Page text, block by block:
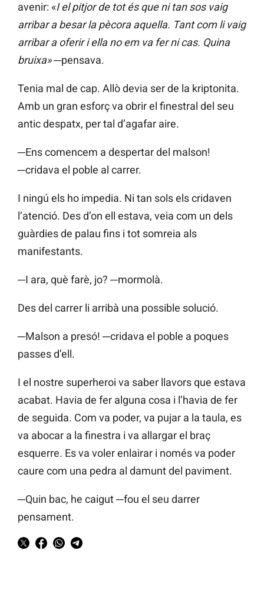
avenir: «I el pitjor de tot és que ni tan sos vaig
arribar a besar la pècora aquella. Tant com li vaig
arribar a oferir i ella no em va fer ni cas. Quina
bruixa»─pensava.
Tenia mal de cap. Allò devia ser de la kriptonita.
Amb un gran esforç va obrir el finestral del seu
antic despatx, per tal d’agafar aire.
─Ens comencem a despertar del malson!
─cridava el poble al carrer.
I ningú els ho impedia. Ni tan sols els cridaven
l’atenció. Des d’on ell estava, veia com un dels
guàrdies de palau fins i tot somreia als
manifestants.
─I ara, què farè, jo? ─mormolà.
Des del carrer li arribà una possible solució.
─Malson a presó! ─cridava el poble a poques
passes d’ell.
I el nostre superheroi va saber llavors que estava
acabat. Havia de fer alguna cosa i l’havia de fer
de seguida. Com va poder, va pujar a la taula, es
va abocar a la finestra i va allargar el braç
esquerre. Es va voler enlairar i només va poder
caure com una pedra al damunt del paviment.
─Quin bac, he caigut ─fou el seu darrer
pensament.